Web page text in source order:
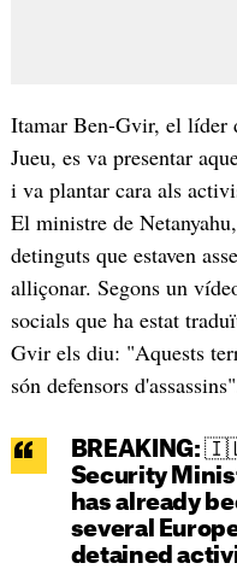
Itamar Ben-Gvir, el líder
Jueu, es va presentar
i va plantar cara als
El ministre de
detinguts que estaven
alliçonar. Segons un
socials que ha estat
Gvir els diu: "Aquests
són defensors
BREAKING:
Security
has already
several
detained